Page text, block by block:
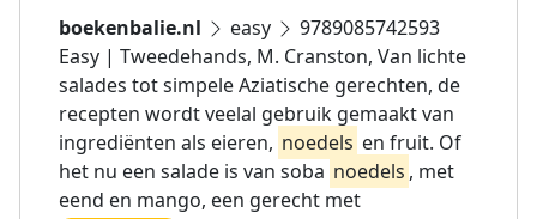
boekenbalie.nl easy
9789085742593
Easy | Tweedehands, M. Cranston, Van lichte
salades tot simpele Aziatische gerechten, de
recepten wordt veelal gebruik gemaakt van
ingrediënten als eieren, noedels en fruit. Of
het nu een salade is van soba noedels , met
eend en mango, een gerecht met